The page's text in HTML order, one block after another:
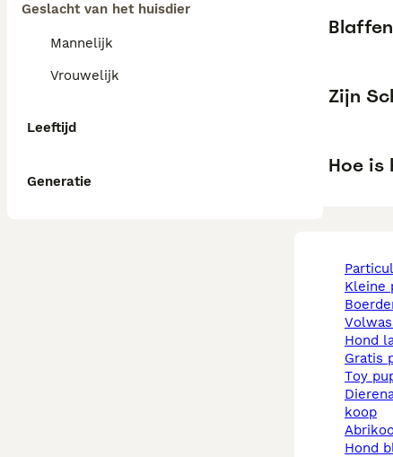
Geslacht van het huisdier
Mannelijk
Vrouwelijk
Leeftijd
Generatie
Zijn
Hoe is
hond
gratis
toy
dierenarts pups te
koop
hond